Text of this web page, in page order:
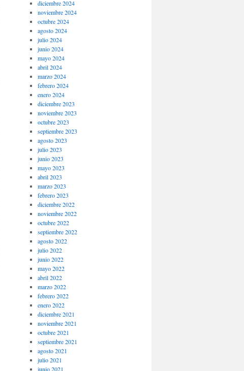
diciembre 2024
noviembre 2024
octubre 2024
agosto 2024
julio 2024
junio 2024
mayo 2024
abril 2024
marzo 2024
febrero 2024
enero 2024
diciembre 2023
noviembre 2023
octubre 2023
septiembre 2023
agosto 2023
julio 2023
junio 2023
mayo 2023
abril 2023
marzo 2023
febrero 2023
diciembre 2022
noviembre 2022
octubre 2022
septiembre 2022
agosto 2022
julio 2022
junio 2022
mayo 2022
abril 2022
marzo 2022
febrero 2022
enero 2022
diciembre 2021
noviembre 2021
octubre 2021
septiembre 2021
agosto 2021
julio 2021
junio 2021